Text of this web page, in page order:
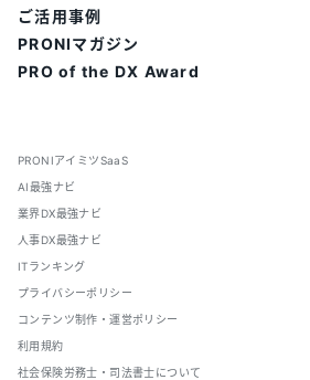
PRONIアイミツSaaS
AI最強ナビ
業界DX最強ナビ
人事DX最強ナビ
ITランキング
プライバシーポリシー
コンテンツ制作・運営ポリシー
利用規約
社会保険労務士・司法書士について
ご活用事例
PRONIマガジン
PRO of the DX Award